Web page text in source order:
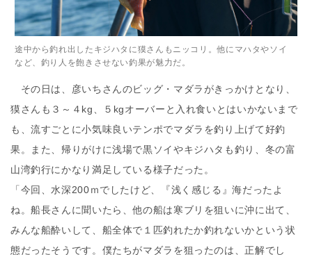
途中から釣れ出したキジハタに獏さんもニッコリ。他にマハタやソイ
など、釣り人を飽きさせない釣果が魅力だ。
その日は、彦いちさんのビッグ・マダラがきっかけとなり、
獏さんも３～４kg、５kgオーバーと入れ食いとはいかないまで
も、流すごとに小気味良いテンポでマダラを釣り上げて好釣
果。また、帰りがけに浅場で黒ソイやキジハタも釣り、冬の富
山湾釣行にかなり満足している様子だった。
「今回、水深200ｍでしたけど、『浅く感じる』海だったよ
ね。船長さんに聞いたら、他の船は寒ブリを狙いに沖に出て、
みんな船酔いして、船全体で１匹釣れたか釣れないかという状
態だったそうです。僕たちがマダラを狙ったのは、正解でし